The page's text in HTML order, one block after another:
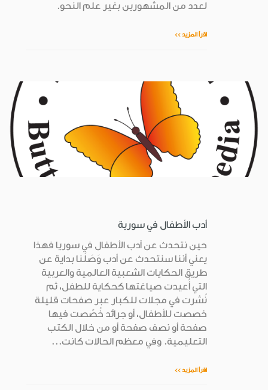
لعدد من المشهورين بغير علم النحو.
اقرأ المزيد >>
أدب الأطفال في سورية
حين نتحدث عن أدب الأطفال في سوريا فهذا
يعني أننا سنتحدث عن أدب وَصَلَنا بداية عن
طريق الحكايات الشعبية العالمية والعربية
التي أُعيدت صياغتها كحكاية للطفل، ثم
نُشرت في مجلات للكبار عبر صفحات قليلة
خصصت للأطفال، أو جرائد خُصّصت فيها
صفحة أو نصف صفحة أو من خلال الكتب
التعليمية. وفي معظم الحالات كانت...
اقرأ المزيد >>